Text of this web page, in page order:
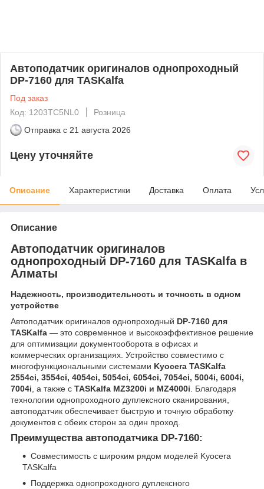
Автоподатчик оригиналов однопроходный
DP-7160 для TASKalfa
Под заказ
Код: 1203TC5NL0
Розница
Отправка с 21 августа 2026
Цену уточняйте
Описание Характеристики Доставка Оплата
Описание
Автоподатчик оригиналов
однопроходный DP-7160 для TASKalfa в
Алматы
Надежность, производительность и точность в одном
устройстве
Автоподатчик оригиналов однопроходный DP-7160 для
TASKalfa — это современное и высокоэффективное решение
для оптимизации документооборота в офисах и
коммерческих организациях. Устройство совместимо с
многофункциональными системами Kyocera TASKalfa
2554ci, 3554ci, 4054ci, 5054ci, 6054ci, 7054ci, 5004i, 6004i,
7004i, а также с TASKalfa MZ3200i и MZ4000i. Благодаря
технологии однопроходного дуплексного сканирования,
автоподатчик обеспечивает быструю и точную обработку
документов с обеих сторон за один проход.
Преимущества автоподатчика DP-7160:
Совместимость с широким рядом моделей Kyocera
TASKalfa
Поддержка однопроходного дуплексного